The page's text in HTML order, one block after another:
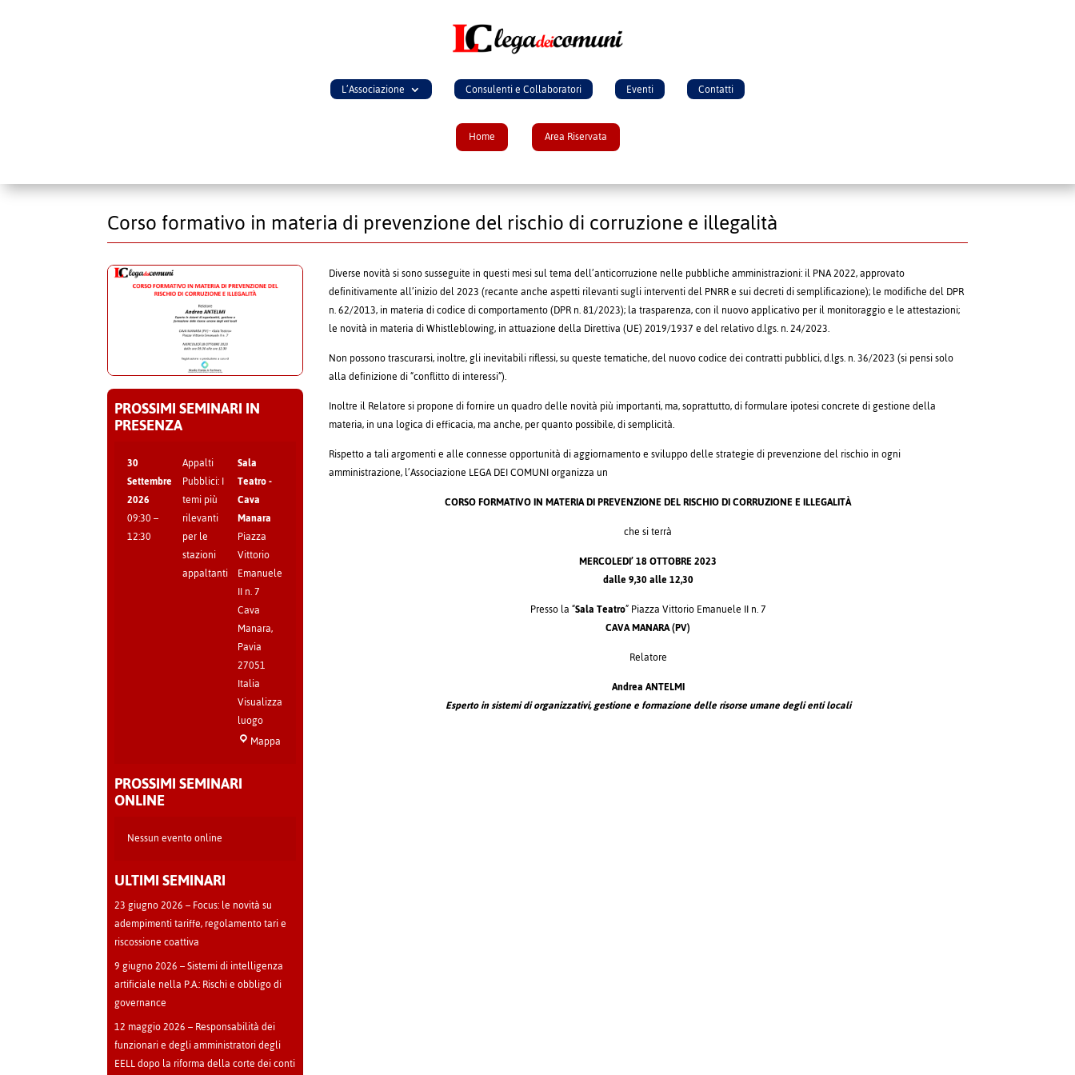
L’Associazione Consulenti e Collaboratori Eventi Contatti
Home Area Riservata
Corso formativo in materia di prevenzione del rischio di corruzione e illegalità
PROSSIMI SEMINARI IN
PRESENZA
30
Settembre
2026
09:30–
12:30
Appalti
Pubblici: I
temi più
rilevanti
per le
stazioni
appaltanti
Sala
Teatro -
Cava
Manara
Piazza
Vittorio
Emanuele
II n. 7
Cava
Manara,
Pavia
27051
Italia
Visualizza
luogo
MappaSala
PROSSIMI SEMINARI
ONLINE
Nessun evento online
ULTIMI SEMINARI
23 giugno 2026 – Focus: le novità su
adempimenti tariffe, regolamento tari e
riscossione coattiva
9 giugno 2026 – Sistemi di intelligenza
artificiale nella P.A.: Rischi e obbligo di
governance
12 maggio 2026 – Responsabilità dei
funzionari e degli amministratori degli
EELL dopo la riforma della corte dei conti
Diverse novità si sono susseguite in questi mesi sul tema dell’anticorruzione nelle pubbliche amministrazioni: il PNA 2022, approvato
definitivamente all’inizio del 2023 (recante anche aspetti rilevanti sugli interventi del PNRR e sui decreti di semplificazione); le modifiche del DPR
n. 62/2013, in materia di codice di comportamento (DPR n. 81/2023); la trasparenza, con il nuovo applicativo per il monitoraggio e le attestazioni;
le novità in materia di Whistleblowing, in attuazione della Direttiva (UE) 2019/1937 e del relativo d.lgs. n. 24/2023.
Non possono trascurarsi, inoltre, gli inevitabili riflessi, su queste tematiche, del nuovo codice dei contratti pubblici, d.lgs. n. 36/2023 (si pensi solo
alla definizione di “conflitto di interessi”).
Inoltre il Relatore si propone di fornire un quadro delle novità più importanti, ma, soprattutto, di formulare ipotesi concrete di gestione della
materia, in una logica di efficacia, ma anche, per quanto possibile, di semplicità.
Rispetto a tali argomenti e alle connesse opportunità di aggiornamento e sviluppo delle strategie di prevenzione del rischio in ogni
amministrazione, l’Associazione LEGA DEI COMUNI organizza un
CORSO FORMATIVO IN MATERIA DI PREVENZIONE DEL RISCHIO DI CORRUZIONE E ILLEGALITÀ
che si terrà
MERCOLEDI’ 18 OTTOBRE 2023
dalle 9,30 alle 12,30
Presso la “Sala Teatro” Piazza Vittorio Emanuele II n. 7
CAVA MANARA (PV)
Relatore
Andrea ANTELMI
Esperto in sistemi di organizzativi, gestione e formazione delle risorse umane degli enti locali